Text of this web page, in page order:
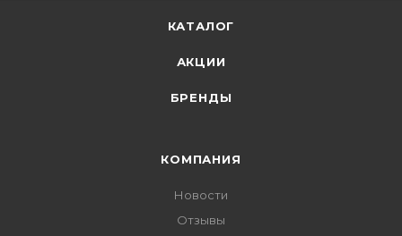
КАТАЛОГ
АКЦИИ
БРЕНДЫ
КОМПАНИЯ
Новости
Отзывы